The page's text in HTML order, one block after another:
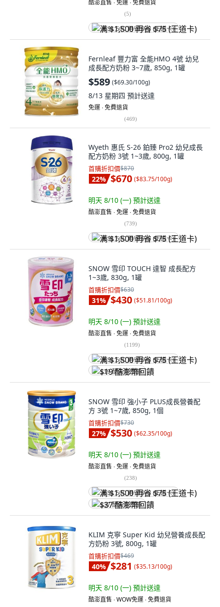
酷澎直售 ∙ 免運 ∙ 免費退貨
(5)
满 $1,500 再省 $75 (王道卡)
Fernleaf 豐力富 全能HMO 4號 幼兒
成長配方奶粉 3~7歲, 850g, 1罐
$589 ($69.30/100g)
8/13 星期四 預計送達
免運 ∙ 免費退貨
(469)
Wyeth 惠氏 S-26 鉑臻 Pro2 幼兒成長
配方奶粉 3號 1~3歲, 800g, 1罐
首購折扣價$870
22% $670 ($83.75/100g)
明天 8/10 (一) 預計送達
酷澎直售 ∙ 免運 ∙ 免費退貨
(739)
满 $1,500 再省 $75 (王道卡)
SNOW 雪印 TOUCH 達智 成長配方
1~3歲, 830g, 1罐
首購折扣價$630
31% $430 ($51.81/100g)
明天 8/10 (一) 預計送達
酷澎直售 ∙ 免運 ∙ 免費退貨
(1199)
满 $1,500 再省 $75 (王道卡)
$19 酷澎幣回饋
SNOW 雪印 強小子 PLUS成長營養配
方 3號 1~7歲, 850g, 1個
首購折扣價$730
27% $530 ($62.35/100g)
明天 8/10 (一) 預計送達
酷澎直售 ∙ 免運 ∙ 免費退貨
(238)
满 $1,500 再省 $75 (王道卡)
$37 酷澎幣回饋
KLIM 克寧 Super Kid 幼兒營養成長配
方奶粉 3號, 800g, 1罐
首購折扣價$469
40% $281 ($35.13/100g)
明天 8/10 (一) 預計送達
酷澎直售 ∙ WOW免運 ∙ 免費退貨